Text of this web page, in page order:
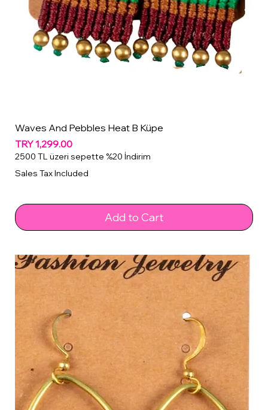
Waves And Pebbles Heat B Küpe
Price
TRY 1,299.00
2500 TL üzeri sepette %20 İndirim
Sales Tax Included
Add to Cart